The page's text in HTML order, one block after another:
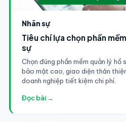
Nhân sự
Tiêu chí lựa chọn phần
sự
Chọn đúng phần mềm quản lý hồ
bảo mật cao, giao diện thân
doanh nghiệp tiết kiệm chi phí.
Đọc bài →